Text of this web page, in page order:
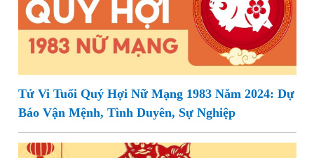
Tử Vi Tuổi Quý Hợi Nữ Mạng 1983 Năm 2024: Dự
Báo Vận Mệnh, Tình Duyên, Sự Nghiệp